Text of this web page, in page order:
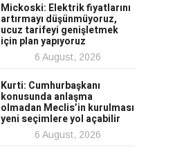
Mickoski: Elektrik fiyatlarını
artırmayı düşünmüyoruz,
ucuz tarifeyi genişletmek
için plan yapıyoruz
6 August, 2026
Kurti: Cumhurbaşkanı
konusunda anlaşma
olmadan Meclis’in kurulması
yeni seçimlere yol açabilir
6 August, 2026